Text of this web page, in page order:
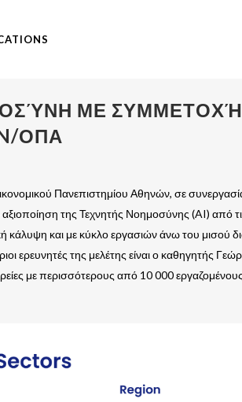
ΜΕ ΣΥΜΜΕΤΟΧΉ
ΟΠΑ
Πανεπιστημίου Αθηνών, σε
της Τεχνητής Νοημοσύνης (AI) από
κάλυψη και με κύκλο εργασιών άνω του μισού
της μελέτης είναι ο καθηγητής
με περισσότερους από 10 000